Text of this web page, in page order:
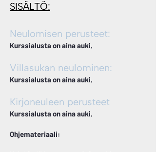
SISÄLTÖ:
Neulomisen perusteet:
Kurssialusta on aina auki.
Villasukan neulominen:
Kurssialusta on aina auki.
Kirjoneuleen perusteet
Kurssialusta on aina auki.
Ohjemateriaali: